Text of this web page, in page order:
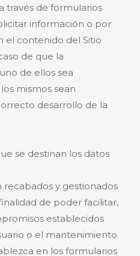
través de formularios
información o por
el contenido del Sitio
de que la
de ellos sea
mismos sean
desarrollo de la
se destinan los datos
recabados y gestionados
de poder facilitar,
establecidos
o el mantenimiento
en los formularios